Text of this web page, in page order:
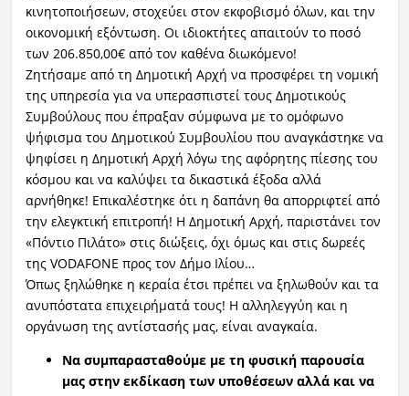
κινητοποιήσεων, στοχεύει στον εκφοβισμό όλων, και την
οικονομική εξόντωση. Οι ιδιοκτήτες απαιτούν το ποσό
των 206.850,00€ από τον καθένα διωκόμενο!
Ζητήσαμε από τη Δημοτική Αρχή να προσφέρει τη νομική
της υπηρεσία για να υπερασπιστεί τους Δημοτικούς
Συμβούλους που έπραξαν σύμφωνα με το ομόφωνο
ψήφισμα του Δημοτικού Συμβουλίου που αναγκάστηκε να
ψηφίσει η Δημοτική Αρχή λόγω της αφόρητης πίεσης του
κόσμου και να καλύψει τα δικαστικά έξοδα αλλά
αρνήθηκε! Επικαλέστηκε ότι η δαπάνη θα απορριφτεί από
την ελεγκτική επιτροπή! Η Δημοτική Αρχή, παριστάνει τον
«Πόντιο Πιλάτο» στις διώξεις, όχι όμως και στις δωρεές
της VODAFONE προς τον Δήμο Ιλίου…
Όπως ξηλώθηκε η κεραία έτσι πρέπει να ξηλωθούν και τα
ανυπόστατα επιχειρήματά τους! Η αλληλεγγύη και η
οργάνωση της αντίστασής μας, είναι αναγκαία.
Να συμπαρασταθούμε με τη φυσική παρουσία
μας στην εκδίκαση των υποθέσεων αλλά και να